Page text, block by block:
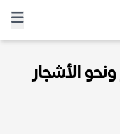
الأشجار